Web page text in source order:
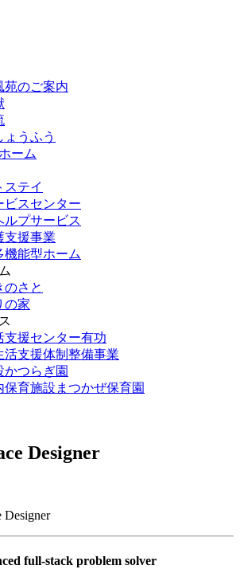
苑のご案内
ょうふう
ーム
ステイ
ビスセンター
ルプサービス
支援事業
機能型ホーム
のさと
の家
支援センター有功
活支援体制整備事業
かつらぎ園
保育施設まつかぜ保育園
Designer
Designer
full-stack problem solver